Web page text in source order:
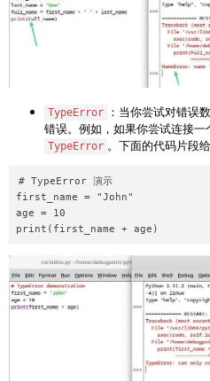
TypeError
：当你尝试对错误
错误。例如，如果你尝试连接
TypeError 。下面的代码片段
# TypeError 演示
first_name = "John"
age = 10